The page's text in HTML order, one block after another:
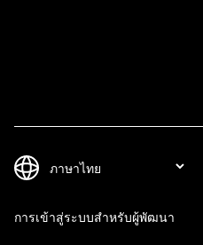
การเข้าสู่ระบบสำหรับผู้พัฒนา